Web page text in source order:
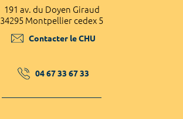
191 av. du Doyen Giraud
34295 Montpellier cedex 5
Contacter le CHU
04 67 33 67 33